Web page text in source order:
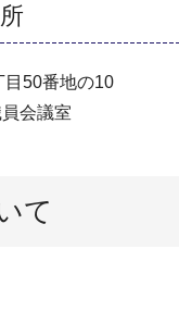
目50番地の10
会議室
て